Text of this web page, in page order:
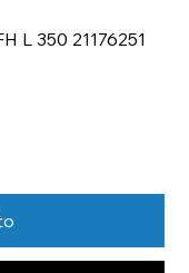
L 350 21176251